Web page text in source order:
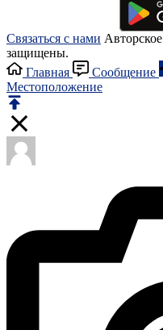
Связаться с нами
защищены.
Главная
Сообщение
Местоположение